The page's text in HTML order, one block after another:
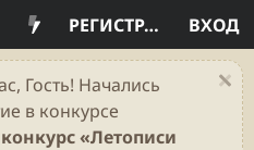
ВХОД
РЕГИСТРАЦИЯ
Гость! Начались
в конкурсе
«Летописи